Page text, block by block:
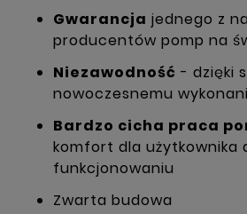
Gwarancja jednego z
producentów pomp na
Niezawodność - dzięki
nowoczesnemu
Bardzo cicha praca
komfort dla użytkownika
funkcjonowaniu
Zwarta budowa